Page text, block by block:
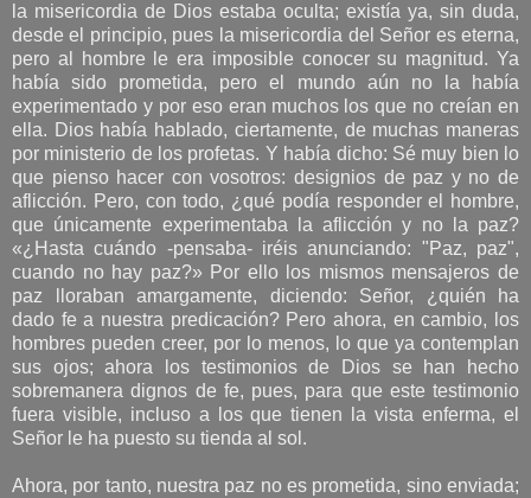
la misericordia de Dios estaba oculta; existía ya, sin duda,
desde el principio, pues la misericordia del Señor es eterna,
pero al hombre le era imposible conocer su magnitud. Ya
había sido prometida, pero el mundo aún no la había
experimentado y por eso eran muchos los que no creían en
ella. Dios había hablado, ciertamente, de muchas maneras
por ministerio de los profetas. Y había dicho: Sé muy bien lo
que pienso hacer con vosotros: designios de paz y no de
aflicción. Pero, con todo, ¿qué podía responder el hombre,
que únicamente experimentaba la aflicción y no la paz?
«¿Hasta cuándo -pensaba- iréis anunciando: "Paz, paz",
cuando no hay paz?» Por ello los mismos mensajeros de
paz lloraban amargamente, diciendo: Señor, ¿quién ha
dado fe a nuestra predicación? Pero ahora, en cambio, los
hombres pueden creer, por lo menos, lo que ya contemplan
sus ojos; ahora los testimonios de Dios se han hecho
sobremanera dignos de fe, pues, para que este testimonio
fuera visible, incluso a los que tienen la vista enferma, el
Señor le ha puesto su tienda al sol.
Ahora, por tanto, nuestra paz no es prometida, sino enviada;